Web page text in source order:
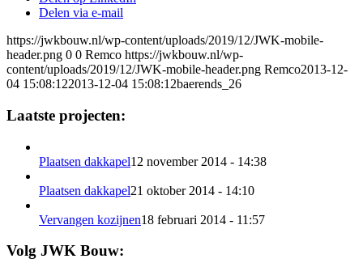
Delen via e-mail
https://jwkbouw.nl/wp-content/uploads/2019/12/JWK-mobile-
header.png 0 0 Remco https://jwkbouw.nl/wp-
content/uploads/2019/12/JWK-mobile-header.png Remco2013-12-
04 15:08:122013-12-04 15:08:12baerends_26
Laatste projecten:
Plaatsen dakkapel12 november 2014 - 14:38
Plaatsen dakkapel21 oktober 2014 - 14:10
Vervangen kozijnen18 februari 2014 - 11:57
Volg JWK Bouw: